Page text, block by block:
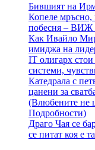
Бившият на
Копеле
побесня –
Как Ивайло
имиджа на
IT олигарх
системи,
Катедрала с
цанени за
(Влюбените не
Подробности)
Драго Чая се
се питат коя е